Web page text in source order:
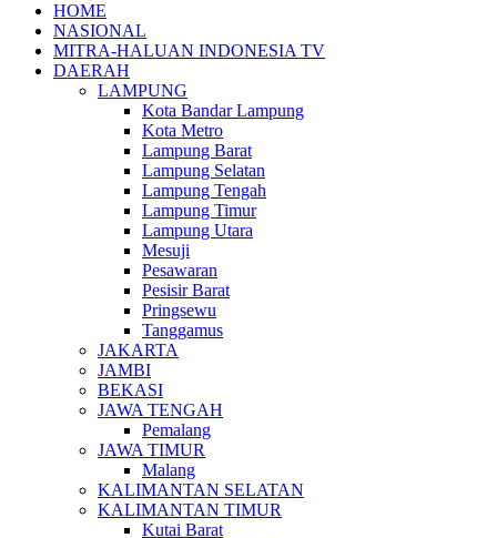
HOME
NASIONAL
MITRA-HALUAN INDONESIA TV
DAERAH
LAMPUNG
Kota Bandar Lampung
Kota Metro
Lampung Barat
Lampung Selatan
Lampung Tengah
Lampung Timur
Lampung Utara
Mesuji
Pesawaran
Pesisir Barat
Pringsewu
Tanggamus
JAKARTA
JAMBI
BEKASI
JAWA TENGAH
Pemalang
JAWA TIMUR
Malang
KALIMANTAN SELATAN
KALIMANTAN TIMUR
Kutai Barat